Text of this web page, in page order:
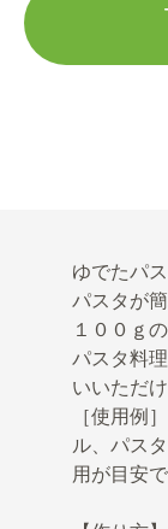
ゆでたパ
パスタが
１００ｇ
パスタ料
いいただけ
［使用例
ル、パス
用が目安で